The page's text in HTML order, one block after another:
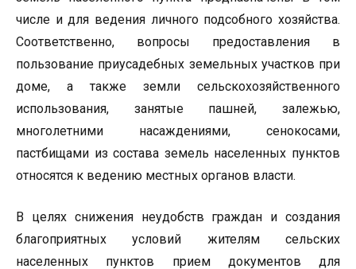
числе и для ведения личного подсобного хозяйства.
Соответственно, вопросы предоставления в
пользование приусадебных земельных участков при
доме, а также земли сельскохозяйственного
использования, занятые пашней, залежью,
многолетними насаждениями, сенокосами,
пастбищами из состава земель населенных пунктов
относятся к ведению местных органов власти.
В целях снижения неудобств граждан и создания
благоприятных условий жителям сельских
населенных пунктов прием документов для